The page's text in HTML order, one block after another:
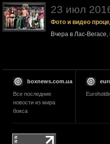
23 июл
Фото и видео
Вчера в Лас-
boxnews.com.ua
Все последние
новости из мира
бокса